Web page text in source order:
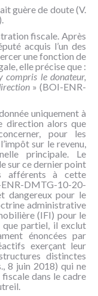
guère de doute (V.
fiscale. Après
acquis l’un des
une fonction de
elle précise que :
compris le donateur,
» (BOI-ENR-
uniquement à
direction alors que
pour les
sur le revenu,
principale. Le
sur ce dernier point
afférents à cette
DMTG-10-20-
dangereux pour le
administrative
(IFI) pour le
que partiel, il exclut
énoncées par
exerçant leur
distinctes
8 juin 2018) qui ne
dans le cadre